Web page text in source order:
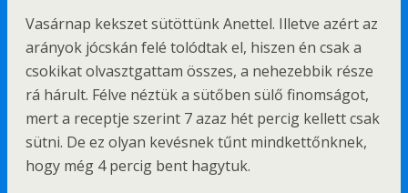
Vasárnap kekszet sütöttünk Anettel. Illetve azért az
arányok jócskán felé tolódtak el, hiszen én csak a
csokikat olvasztgattam összes, a nehezebbik része
rá hárult. Félve néztük a sütőben sülő finomságot,
mert a receptje szerint 7 azaz hét percig kellett csak
sütni. De ez olyan kevésnek tűnt mindkettőnknek,
hogy még 4 percig bent hagytuk.